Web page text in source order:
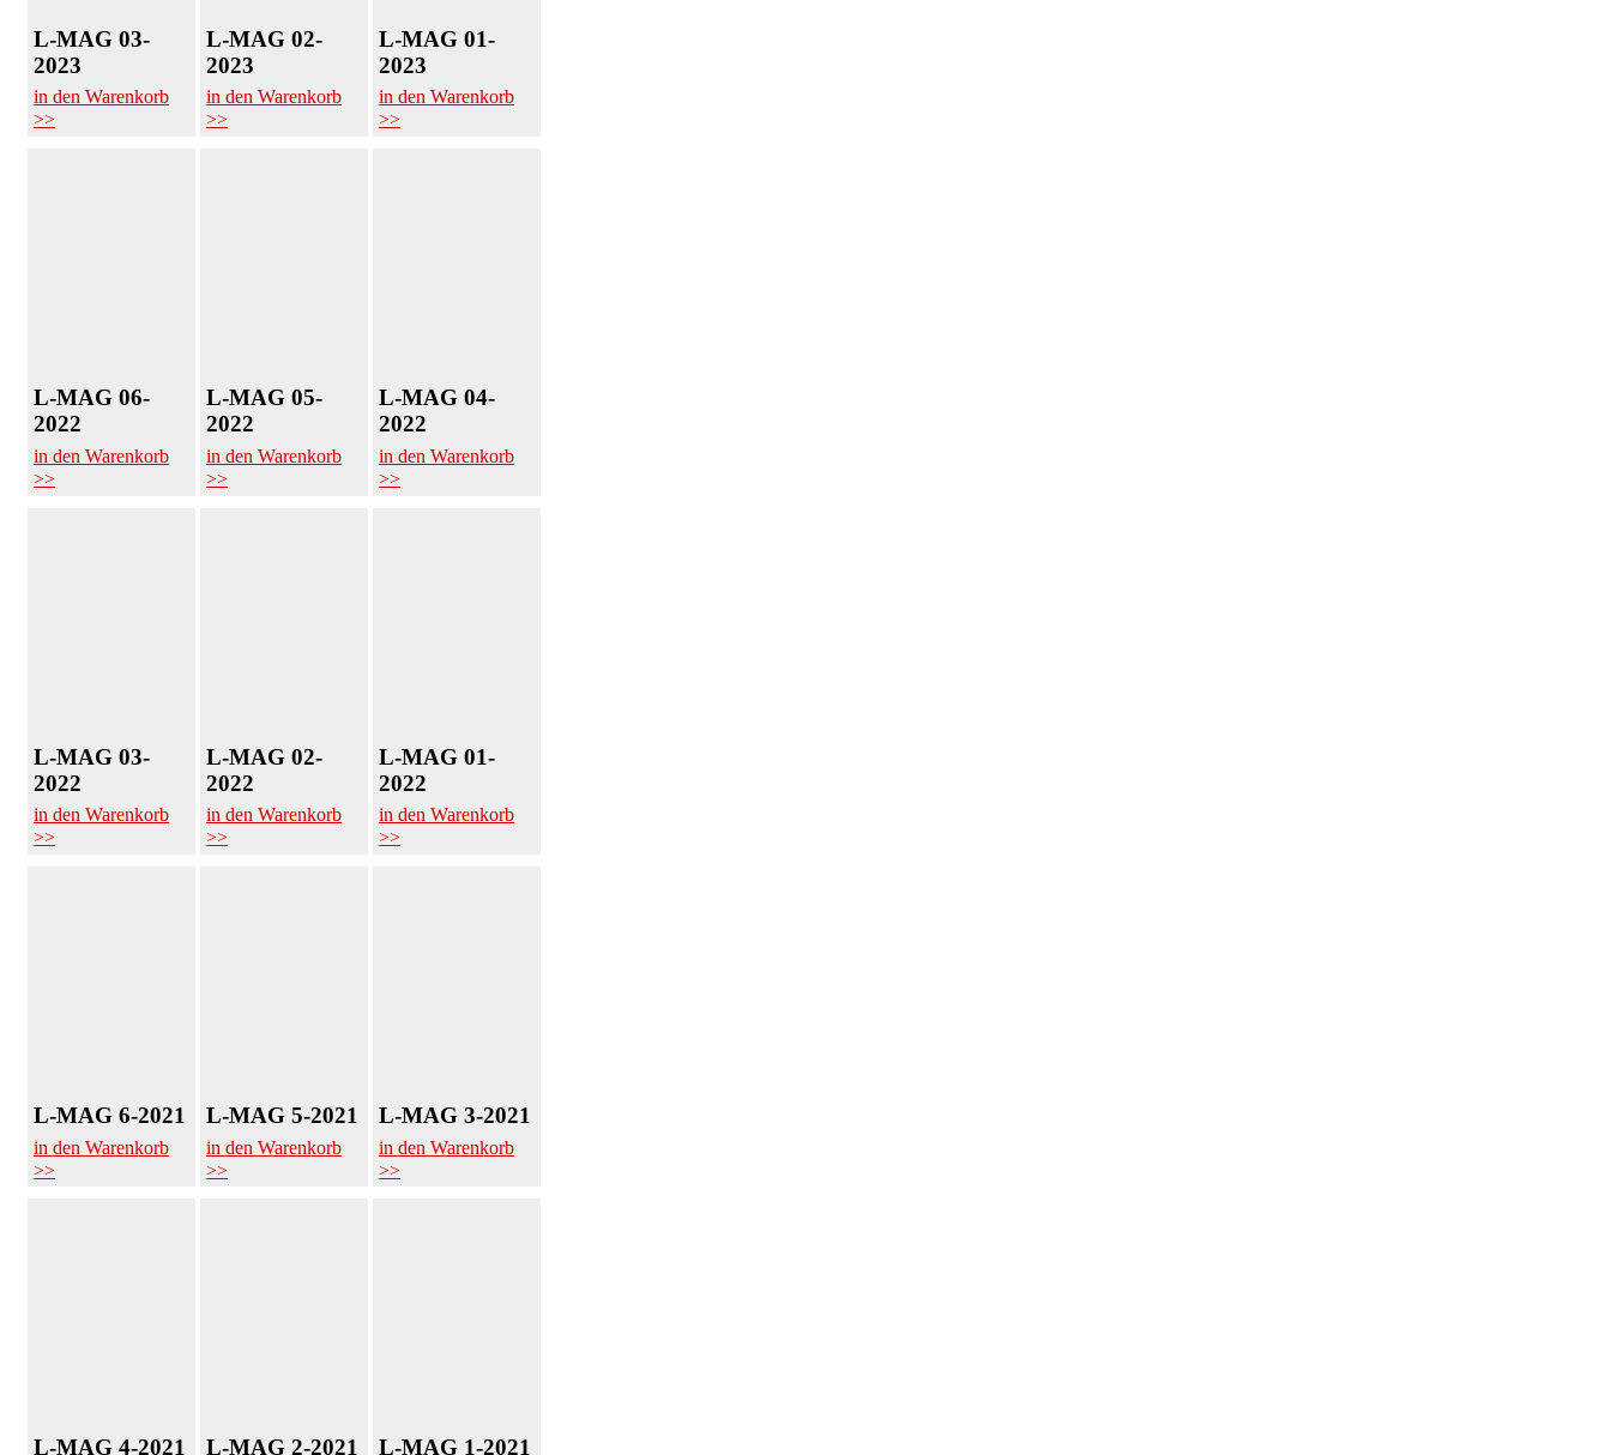
L-MAG 03-
2023
in den Warenkorb
>>
L-MAG 02-
2023
in den Warenkorb
>>
L-MAG 01-
2023
in den Warenkorb
>>
L-MAG 06-
2022
in den Warenkorb
>>
L-MAG 05-
2022
in den Warenkorb
>>
L-MAG 04-
2022
in den Warenkorb
>>
L-MAG 03-
2022
in den Warenkorb
>>
L-MAG 02-
2022
in den Warenkorb
>>
L-MAG 01-
2022
in den Warenkorb
>>
L-MAG 6-2021
in den Warenkorb
>>
L-MAG 5-2021
in den Warenkorb
>>
L-MAG 3-2021
in den Warenkorb
>>
L-MAG 4-2021 L-MAG 2-2021 L-MAG 1-2021